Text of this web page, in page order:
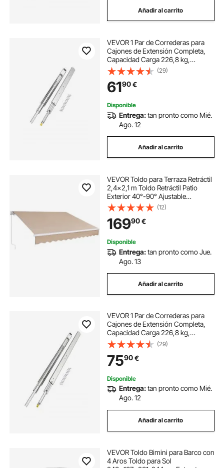
Añadir al carrito
VEVOR 1 Par de Correderas para
Cajones de Extensión Completa,
Capacidad Carga 226,8 kg,
Rodamiento de Bolas con Riel
Deslizante para Cajones de Montaje
Lateral con Bloqueo, 1015 x 76 x
19,5 mm
(29)
6190€
Disponible
Entrega:tan pronto como Mié.
Ago. 12
Añadir al carrito
VEVOR Toldo para Terraza Retráctil
2,4x2,1 m Toldo Retráctil Patio
Exterior 40°-90° Ajustable
Viento/UV/Resistente al Agua Toldo
Sombrilla Poliéster con Manivela
para Patio, Terraza, Jardín, Balcón
(12)
16990€
Disponible
Entrega:tan pronto como Jue.
Ago. 13
Añadir al carrito
VEVOR 1 Par de Correderas para
Cajones de Extensión Completa,
Capacidad Carga 226,8 kg,
Rodamiento de Bolas con Riel
Deslizante para Cajones de Montaje
Lateral con Bloqueo, 1523 x 76 x
19,5 mm
(29)
7590€
Disponible
Entrega:tan pronto como Mié.
Ago. 12
Añadir al carrito
VEVOR Toldo Bimini para Barco con
4 Aros Toldo para Sol